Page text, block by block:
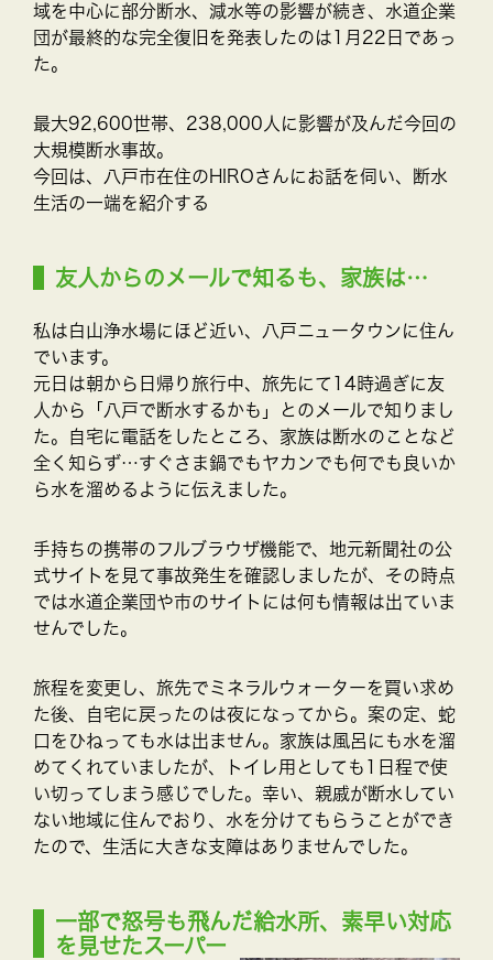
域を中心に部分断水、減水等の影響が続き、水道企業
団が最終的な完全復旧を発表したのは1月22日であっ
た。
最大92,600世帯、238,000人に影響が及んだ今回の
大規模断水事故。
今回は、八戸市在住のHIROさんにお話を伺い、断水
生活の一端を紹介する
友人からのメールで知るも、家族は…
私は白山浄水場にほど近い、八戸ニュータウンに住ん
でいます。
元日は朝から日帰り旅行中、旅先にて14時過ぎに友
人から「八戸で断水するかも」とのメールで知りまし
た。自宅に電話をしたところ、家族は断水のことなど
全く知らず…すぐさま鍋でもヤカンでも何でも良いか
ら水を溜めるように伝えました。
手持ちの携帯のフルブラウザ機能で、地元新聞社の公
式サイトを見て事故発生を確認しましたが、その時点
では水道企業団や市のサイトには何も情報は出ていま
せんでした。
旅程を変更し、旅先でミネラルウォーターを買い求め
た後、自宅に戻ったのは夜になってから。案の定、蛇
口をひねっても水は出ません。家族は風呂にも水を溜
めてくれていましたが、トイレ用としても1日程で使
い切ってしまう感じでした。幸い、親戚が断水してい
ない地域に住んでおり、水を分けてもらうことができ
たので、生活に大きな支障はありませんでした。
一部で怒号も飛んだ給水所、素早い対応
を見せたスーパー